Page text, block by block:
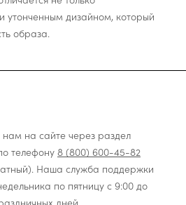
утонченным дизайном, который
образа.
на сайте через раздел
телефону 8 (800) 600-45-82
Наша служба поддержки
по пятницу с 9:00 до